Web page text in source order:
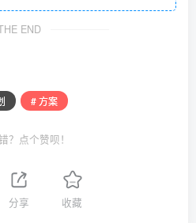
END
# 方案
？点个赞呗！
分享 收藏